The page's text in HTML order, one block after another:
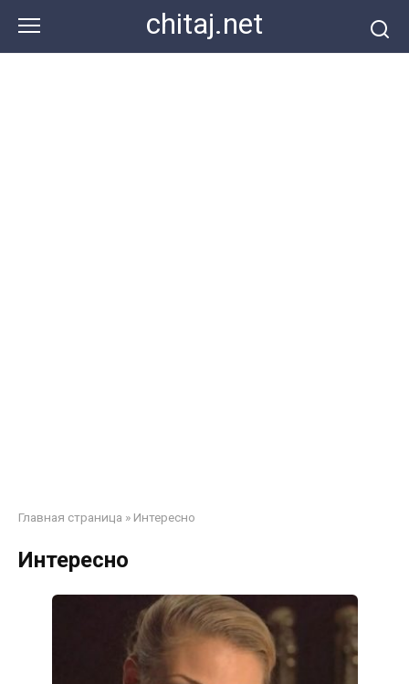
контенту
chitaj.net
Главная страница » Интересно
Интересно